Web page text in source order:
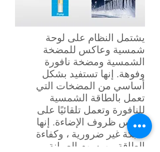
يشتمل النظام على لوحة
شمسية وعاكس للمضخة
الشمسية ومضخة نافورة
وفوهة. إنها تستفيد بشكل
أساسي من المضخات التي
تعمل بالطاقة الشمسية
للنافورة وتعمل تلقائيًا على
أساس ظروف الإضاءة. إنها
شبكة غير ضرورية ، وكفاءة
الطاقة ، ورسوم الصيانة